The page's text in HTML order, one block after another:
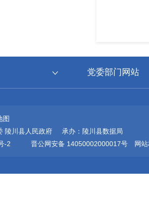
党委部门网站
图
陵川县人民政府 承办：陵川县数据局
-2
晋公网安备 14050002000017号 网